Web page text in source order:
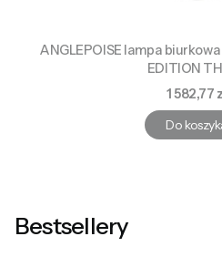
ANGLEPOISE lampa
EDITION
Cena
1 582,77
Do
Bestsellery